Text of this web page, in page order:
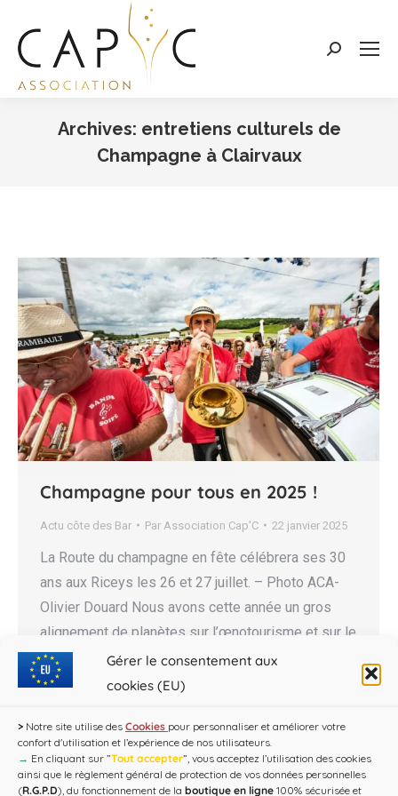
Gérer le consentement aux
cookies (EU)
> Notre site utilise des Cookies pour personnaliser et améliorer votre
confort d'utilisation et l’expérience de nos utilisateurs.
→ En cliquant sur ”Tout accepter”, vous acceptez l’utilisation des cookies
ainsi que le règlement général de protection de vos données personnelles
(R.G.P.D), du fonctionnement de la boutique en ligne 100% sécurisée et
Search:
Archives: entretiens culturels de
Champagne à Clairvaux
Champagne pour tous en 2025 !
Actu côte des Bar Par Association Cap'C 22 janvier 2025
La Route du champagne en fête célébrera ses 30
ans aux Riceys les 26 et 27 juillet. – Photo ACA-
Olivier Douard Nous avons cette année un gros
alignement de planètes sur l’œnotourisme et sur le
champagne en général. Avec les 50 ans de la
Commanderie du Saulte Bouchon, les 30 ans de la